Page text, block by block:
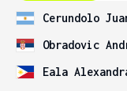
Cerundolo
Obradovic
Eala